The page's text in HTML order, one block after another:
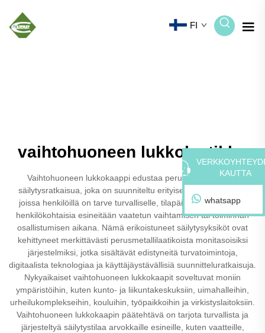
FI
vaihtohuoneen lukkolaatikko
Vaihtohuoneen lukkokaappi edustaa perustavanlaatuista
säilytysratkaisua, joka on suunniteltu erityisesti ympäristöihin,
joissa henkilöillä on tarve turvalliselle, tilapäiselle säilytykselle
henkilökohtaisia esineitään vaatetun vaihtamisen tai toiminnan
osallistumisen aikana. Nämä erikoistuneet säilytysyksiköt ovat
kehittyneet merkittävästi perusmetallilaatikoista monitasoisiksi
järjestelmiksi, jotka sisältävät edistyneitä turvatoimintoja,
digitaalista teknologiaa ja käyttäjäystävällisiä suunnitteluratkaisuja.
Nykyaikaiset vaihtohuoneen lukkokaapit soveltuvat moniin
ympäristöihin, kuten kunto- ja liikuntakeskuksiin, uimahalleihin,
urheilukomplekseihin, kouluihin, työpaikkoihin ja virkistyslaitoksiin.
Vaihtohuoneen lukkokaapin päätehtävä on tarjota turvallista ja
järjesteltyä säilytystilaa arvokkaille esineille, kuten vaatteille,
KAUTTA
whatsapp